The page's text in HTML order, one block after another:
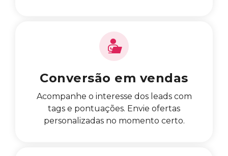
Conversão em vendas
Acompanhe o interesse dos leads com
tags e pontuações. Envie ofertas
personalizadas no momento certo.